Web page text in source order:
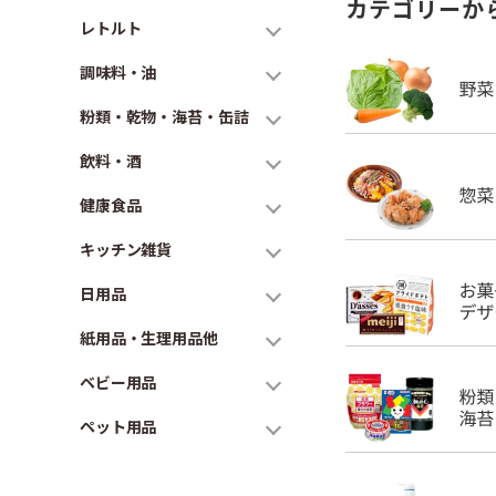
レトルト
調味料・油
粉類・乾物・海苔・缶詰
飲料・酒
健康食品
キッチン雑貨
日用品
紙用品・生理用品他
ベビー用品
ペット用品
カテゴリーか